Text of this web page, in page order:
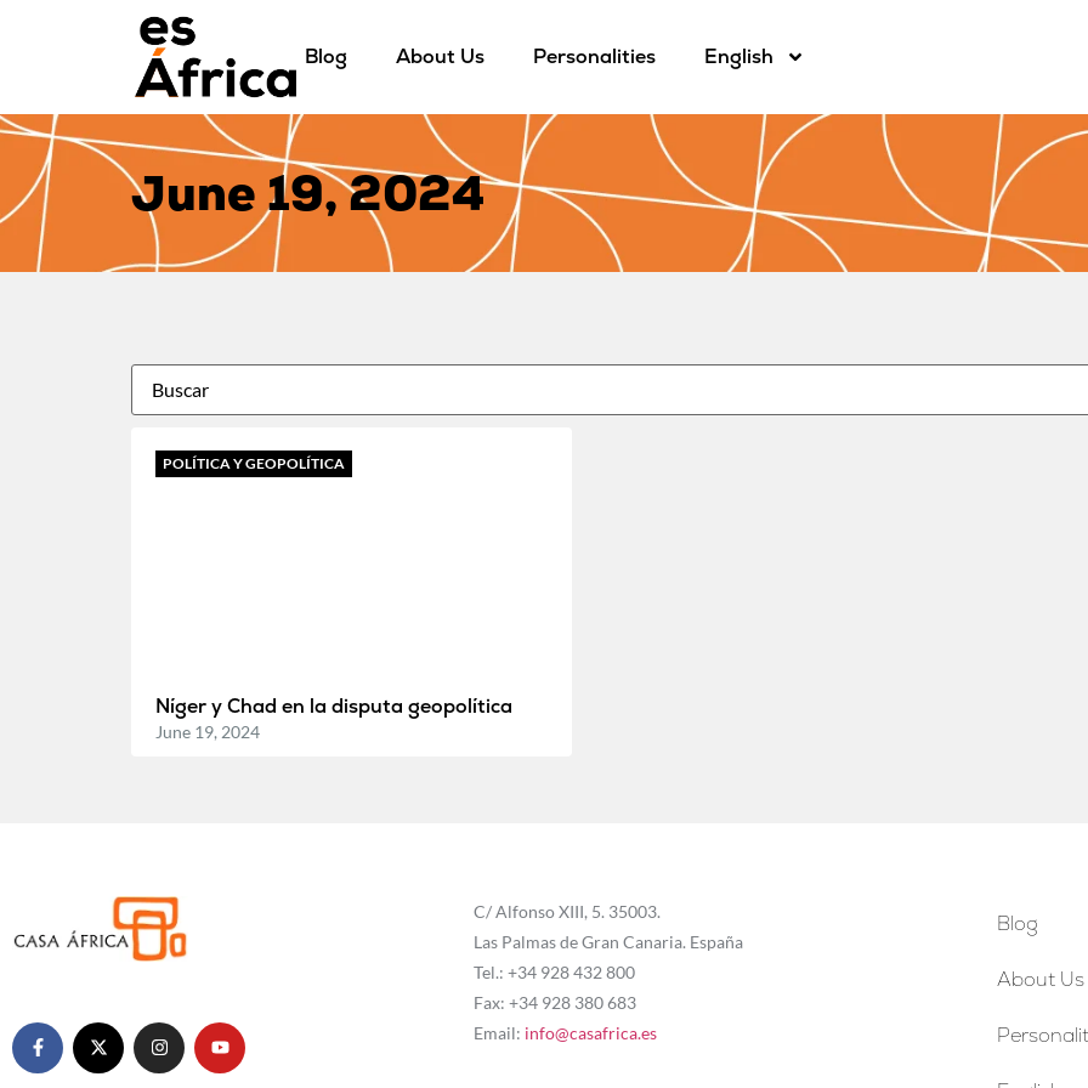
Blog About Us Personalities English
June 19, 2024
POLÍTICA Y GEOPOLÍTICA
Níger y Chad en la disputa geopolítica
June 19, 2024
C/ Alfonso XIII, 5. 35003.
Las Palmas de Gran Canaria. España
Tel.: +34 928 432 800
Fax: +34 928 380 683
Email: info@casafrica.es
Blog
About Us